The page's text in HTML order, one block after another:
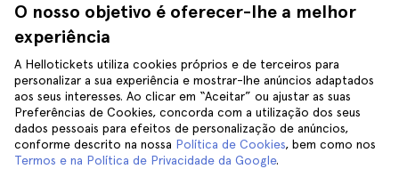
O nosso objetivo é oferecer-lhe a melhor
experiência
A Hellotickets utiliza cookies próprios e de terceiros para
personalizar a sua experiência e mostrar-lhe anúncios adaptados
aos seus interesses. Ao clicar em “Aceitar” ou ajustar as suas
Preferências de Cookies, concorda com a utilização dos seus
dados pessoais para efeitos de personalização de anúncios,
conforme descrito na nossa Política de Cookies, bem como nos
Termos e na Política de Privacidade da Google.
Avaliações
Privacidade
Termos e Condições
Aviso Legal
Cookies
Londres
Cracóvia
Tenerife
Ajuda Siga-nos